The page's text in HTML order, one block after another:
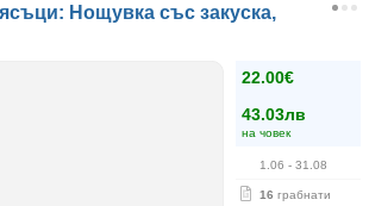
Нощувка със закуска,
22.00€
43.03лв
на човек
1.06 - 31.08
16 грабнати